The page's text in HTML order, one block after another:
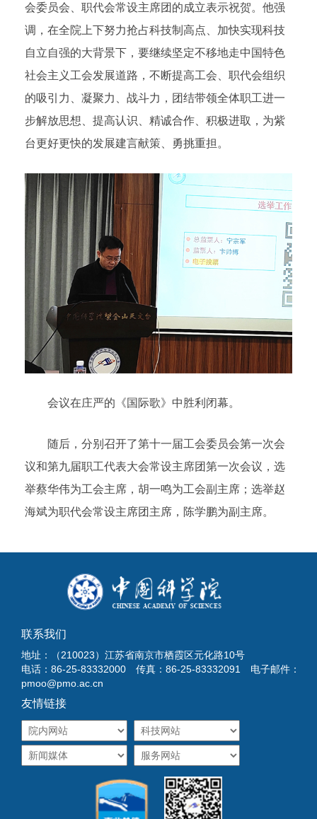
会委员会、职代会常设主席团的成立表示祝贺。他强
调，在全院上下努力抢占科技制高点、加快实现科技
自立自强的大背景下，要继续坚定不移地走中国特色
社会主义工会发展道路，不断提高工会、职代会组织
的吸引力、凝聚力、战斗力，团结带领全体职工进一
步解放思想、提高认识、精诚合作、积极进取，为紫
台更好更快的发展建言献策、勇挑重担。
会议在庄严的《国际歌》中胜利闭幕。
随后，分别召开了第十一届工会委员会第一次会
议和第九届职工代表大会常设主席团第一次会议，选
举蔡华伟为工会主席，胡一鸣为工会副主席；选举赵
海斌为职代会常设主席团主席，陈学鹏为副主席。
联系我们
地址：（210023）江苏省南京市栖霞区元化路10号
电话：86-25-83332000 传真：86-25-83332091 电子邮件：
pmoo@pmo.ac.cn
友情链接